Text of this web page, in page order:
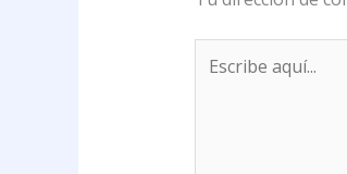
aquí...